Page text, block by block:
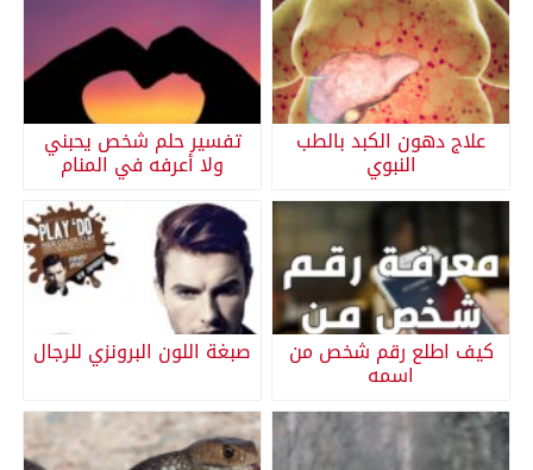
علاج دهون الكبد بالطب
النبوي
تفسير حلم شخص يحبني
ولا أعرفه في المنام
كيف اطلع رقم شخص من
اسمه
صبغة اللون البرونزي للرجال